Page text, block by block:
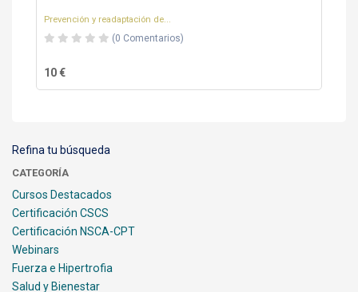
Prevención y readaptación de...
(0 Comentarios)
10 €
Refina tu búsqueda
CATEGORÍA
Cursos Destacados
Certificación CSCS
Certificación NSCA-CPT
Webinars
Fuerza e Hipertrofia
Salud y Bienestar